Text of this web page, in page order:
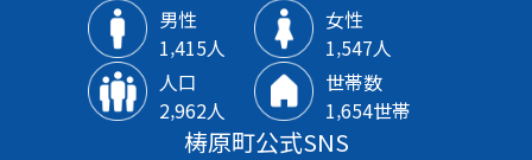
男性
1‚415人
女性
1‚547人
人口
2‚962人
世帯数
1‚654世帯
梼原町公式SNS